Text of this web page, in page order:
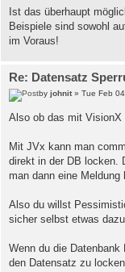
Ist das überhaupt
Beispiele sind sowohl
im Voraus!
Re: Datensatz
by johnit» Tue Feb
Also ob das mit VisionX
Mit JVx kann man
direkt in der DB locken.
man dann eine
Also du willst
sicher selbst etwas
Wenn du die
den Datensatz zu